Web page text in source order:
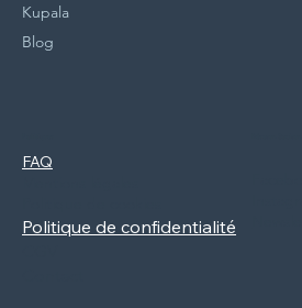
Kupala
Blog
FAQ
Politique de confidentialité